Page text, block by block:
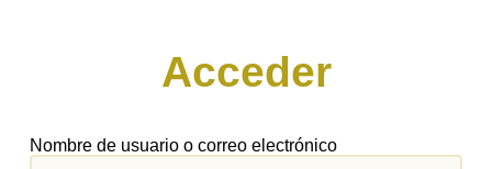
Acceder
Nombre de usuario o correo electrónico